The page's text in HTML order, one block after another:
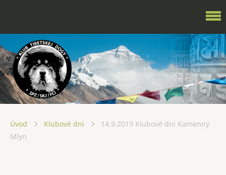
Úvod Klubové dni
14.9.2019 Klubové dni Kamenný
Mlyn